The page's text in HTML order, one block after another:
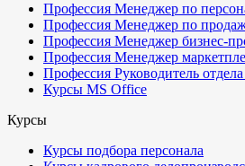
Профессия Менеджер по
Профессия Менеджер по
Профессия Менеджер бизнес-
Профессия Менеджер
Профессия Руководитель
Курсы MS Office
Курсы
Курсы подбора персонала